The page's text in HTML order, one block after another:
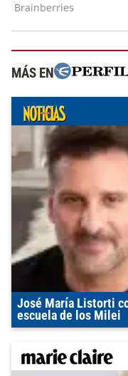
MÁS EN
José María Listorti
escuela de los Milei